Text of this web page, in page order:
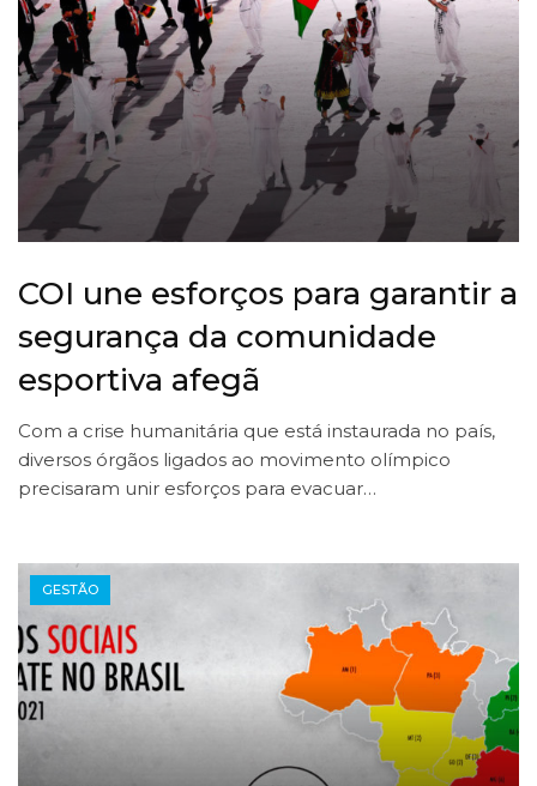
COI une esforços para garantir a
segurança da comunidade
esportiva afegã
Com a crise humanitária que está instaurada no país,
diversos órgãos ligados ao movimento olímpico
precisaram unir esforços para evacuar…
GESTÃO